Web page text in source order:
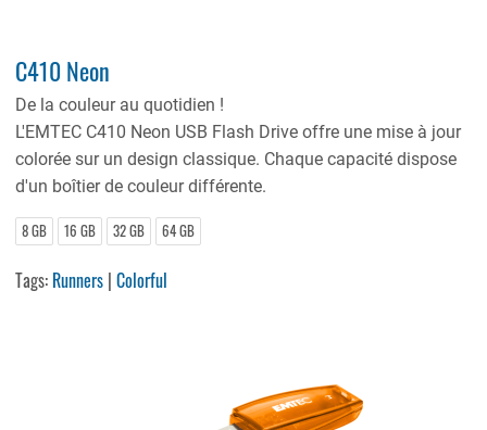
C410 Neon
De la couleur au quotidien !
L'EMTEC C410 Neon USB Flash Drive offre une mise à jour
colorée sur un design classique. Chaque capacité dispose
d'un boîtier de couleur différente.
8 GB 16 GB 32 GB 64 GB
Tags: Runners |Colorful